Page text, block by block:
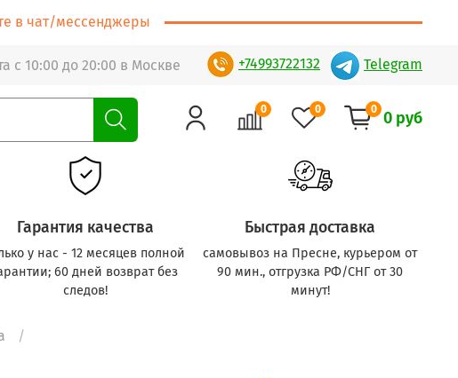
в чат/мессенджеры
с 10:00 до 20:00 в Москве +74993722132 Telegram
0 0 0 0 руб
Гарантия качества
у нас - 12 месяцев полной
60 дней возврат без
следов!
Быстрая доставка
самовывоз на Пресне, курьером от
90 мин., отгрузка РФ/СНГ от 30
минут!